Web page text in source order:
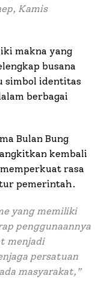
Kamis
makna yang
busana
simbol identitas
berbagai
Bulan Bung
kembali
rasa
pemerintah.
yang memiliki
penggunaannya
menjadi
persatuan
masyarakat,”